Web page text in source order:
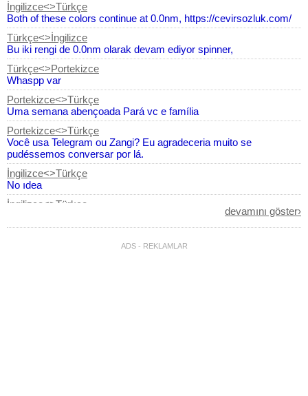
İngilizce<>Türkçe
Both of these colors continue at 0.0nm, https://cevirsozluk.com/
Türkçe<>İngilizce
Bu iki rengi de 0.0nm olarak devam ediyor spinner,
Türkçe<>Portekizce
Whaspp var
Portekizce<>Türkçe
Uma semana abençoada Pará vc e família
Portekizce<>Türkçe
Você usa Telegram ou Zangi? Eu agradeceria muito se
pudéssemos conversar por lá.
İngilizce<>Türkçe
No ıdea
İngilizce<>Türkçe
We cannot knit these front panels because we don't have enough
sample cones in stock... if the customer chooses this pattern and
devamını göster›
ADS - REKLAMLAR